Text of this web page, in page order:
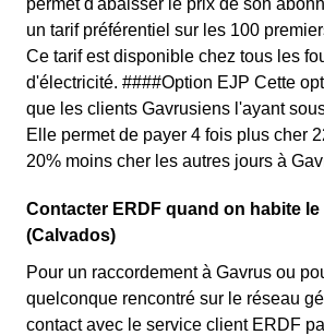
permet d'abaisser le prix de son
un tarif préférentiel sur les 100
Ce tarif est disponible chez tous les
d'électricité. ####Option EJP Cette
que les clients Gavrusiens l'ayant
Elle permet de payer 4 fois plus cher
20% moins cher les autres jours à
Contacter ERDF quand on habite le
(Calvados)
Pour un raccordement à Gavrus ou
quelconque rencontré sur le réseau
contact avec le service client ERDF